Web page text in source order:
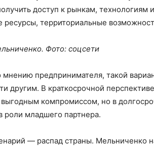
доступ к рынкам, технологиям
ресурсы, территориальные
Фото: соцсети
мнению предпринимателя, такой
другим. В краткосрочной
выгодным компромиссом, но в
роли младшего партнера.
— распад страны. Мельниченко